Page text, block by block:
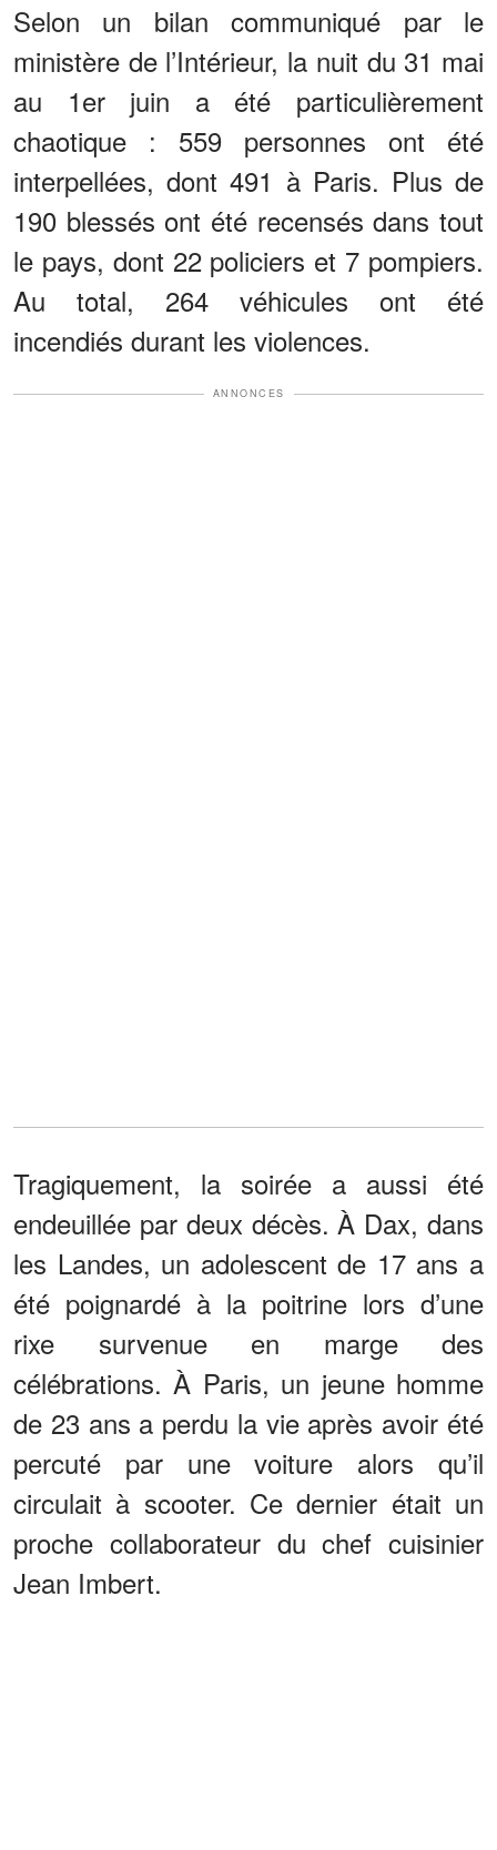
Selon un bilan communiqué par le
ministère de l’Intérieur, la nuit du 31 mai
au 1er juin a été particulièrement
chaotique : 559 personnes ont été
interpellées, dont 491 à Paris. Plus de
190 blessés ont été recensés dans tout
le pays, dont 22 policiers et 7 pompiers.
Au total, 264 véhicules ont été
incendiés durant les violences.
ANNONCES
Tragiquement, la soirée a aussi été
endeuillée par deux décès. À Dax, dans
les Landes, un adolescent de 17 ans a
été poignardé à la poitrine lors d’une
rixe survenue en marge des
célébrations. À Paris, un jeune homme
de 23 ans a perdu la vie après avoir été
percuté par une voiture alors qu’il
circulait à scooter. Ce dernier était un
proche collaborateur du chef cuisinier
Jean Imbert.